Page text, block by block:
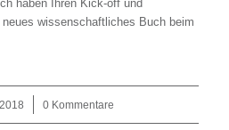
haben Ihren Kick-off und
wissenschaftliches Buch beim
0 Kommentare